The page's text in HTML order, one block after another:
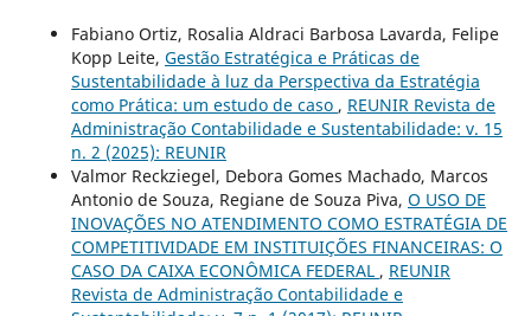
Fabiano Ortiz, Rosalia Aldraci Barbosa Lavarda, Felipe
Kopp Leite, Gestão Estratégica e Práticas de
Sustentabilidade à luz da Perspectiva da Estratégia
como Prática: um estudo de caso , REUNIR Revista de
Administração Contabilidade e Sustentabilidade: v. 15
n. 2 (2025): REUNIR
Valmor Reckziegel, Debora Gomes Machado, Marcos
Antonio de Souza, Regiane de Souza Piva, O USO DE
INOVAÇÕES NO ATENDIMENTO COMO ESTRATÉGIA DE
COMPETITIVIDADE EM INSTITUIÇÕES FINANCEIRAS: O
CASO DA CAIXA ECONÔMICA FEDERAL , REUNIR
Revista de Administração Contabilidade e